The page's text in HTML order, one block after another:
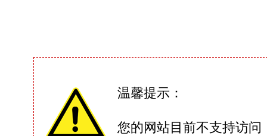
温馨提示：
您的网站目前不支持访